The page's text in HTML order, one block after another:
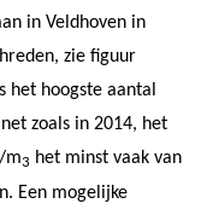
in Veldhoven in
zie figuur
hoogste aantal
zoals in 2014, het
m3 het minst vaak van
Een mogelijke